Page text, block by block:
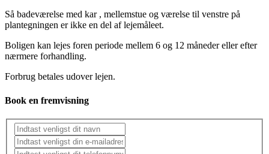
Så badeværelse med kar , mellemstue og værelse til venstre på
plantegningen er ikke en del af lejemåleet.
Boligen kan lejes foren periode mellem 6 og 12 måneder eller efter
nærmere forhandling.
Forbrug betales udover lejen.
Book en fremvisning